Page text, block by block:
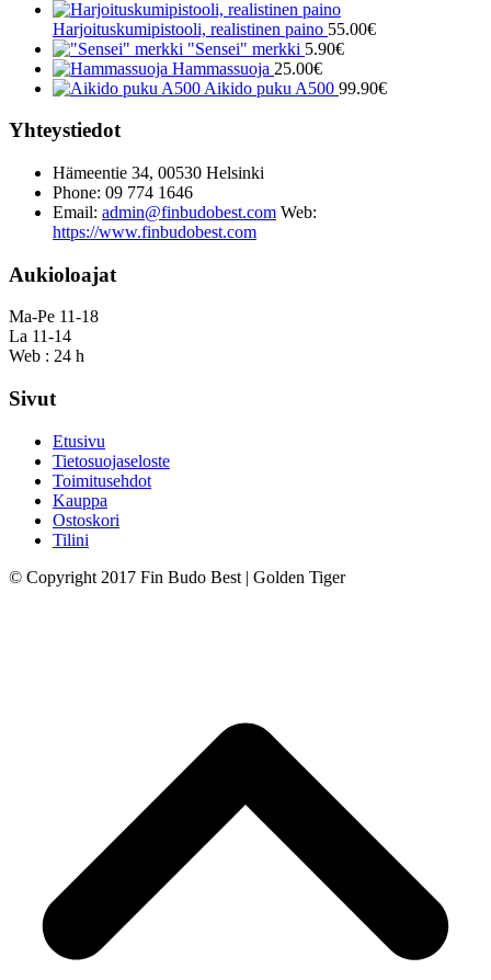
Harjoituskumipistooli, realistinen paino 55.00€
"Sensei" merkki 5.90€
Hammassuoja 25.00€
Aikido puku A500 99.90€
Yhteystiedot
Hämeentie 34, 00530 Helsinki
Phone: 09 774 1646
Email: admin@finbudobest.com Web:
https://www.finbudobest.com
Aukioloajat
Ma-Pe 11-18
La 11-14
Web : 24 h
Sivut
Etusivu
Tietosuojaseloste
Toimitusehdot
Kauppa
Ostoskori
Tilini
© Copyright 2017 Fin Budo Best | Golden Tiger